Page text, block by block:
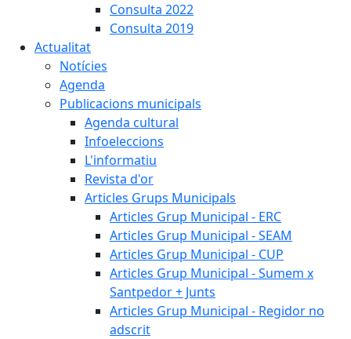
Consulta 2022
Consulta 2019
Actualitat
Notícies
Agenda
Publicacions municipals
Agenda cultural
Infoeleccions
L'informatiu
Revista d'or
Articles Grups Municipals
Articles Grup Municipal - ERC
Articles Grup Municipal - SEAM
Articles Grup Municipal - CUP
Articles Grup Municipal - Sumem x
Santpedor + Junts
Articles Grup Municipal - Regidor no
adscrit